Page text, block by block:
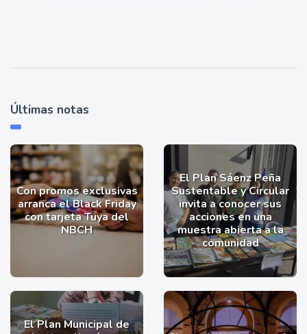
Últimas notas
Con promos exclusivas
arranca el Black Friday
con tarjeta Tuya del
NBCH
El Plan Sáenz Peña
Sustentable y Circular
invita a conocer sus
acciones en una
muestra abierta a la
comunidad
El Plan Municipal de